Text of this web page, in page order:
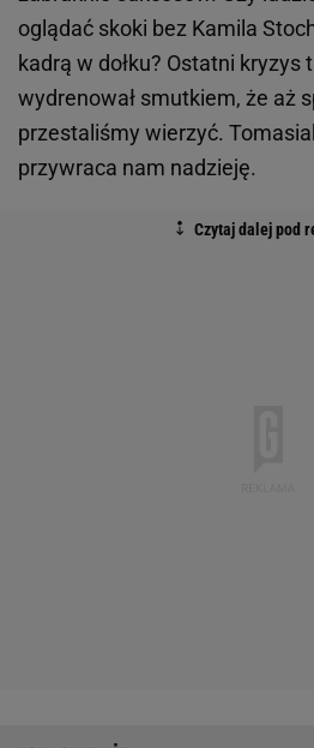
oglądać skoki bez Kamila
kadrą w dołku? Ostatni kryzys
wydrenował smutkiem, że aż
przestaliśmy wierzyć.
przywraca nam nadzieję.